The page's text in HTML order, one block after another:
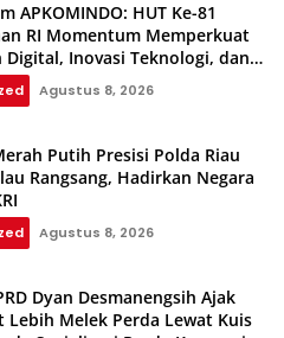
APKOMINDO: HUT Ke-81
RI Momentum Memperkuat
Digital, Inovasi Teknologi, dan
Menuju Indonesia Emas
Agustus 8, 2026
Putih Presisi Polda Riau
Rangsang, Hadirkan Negara
Agustus 8, 2026
Dyan Desmanengsih Ajak
Lebih Melek Perda Lewat Kuis